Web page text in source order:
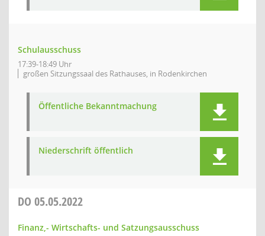
Schulausschuss
17:39-18:49 Uhr
großen Sitzungssaal des Rathauses, in Rodenkirchen
Öffentliche Bekanntmachung
Niederschrift öffentlich
DO 05.05.2022
Finanz,- Wirtschafts- und Satzungsausschuss